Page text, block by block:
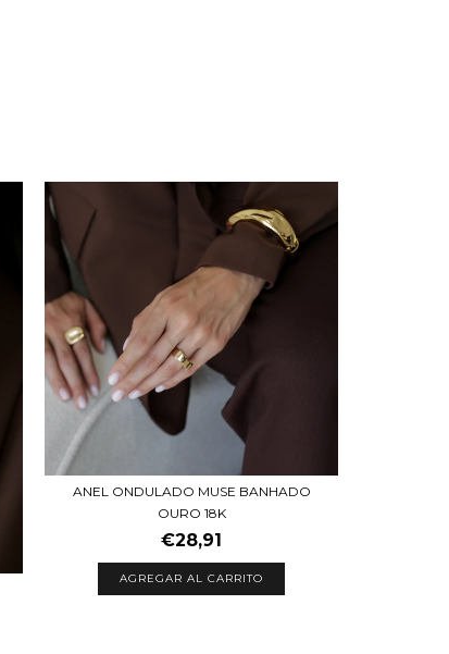
ANEL ONDULADO MUSE BANHADO
OURO 18K
€28,91
AGREGAR AL CARRITO